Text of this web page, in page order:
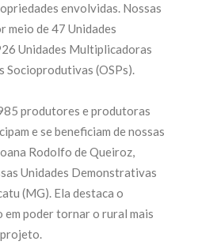
envolvidas. Nossas
meio de47 Unidades
Unidades Multiplicadoras
Socioprodutivas (OSPs).
produtores e produtoras
e se beneficiam de nossas
Rodolfo de Queiroz,
Unidades Demonstrativas
(MG). Ela destaca o
poder tornar o rural mais